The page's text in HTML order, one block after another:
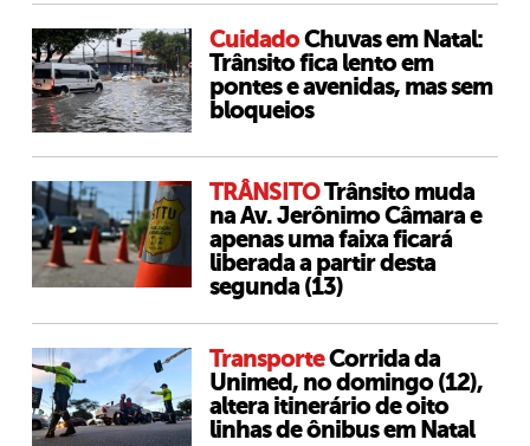
CuidadoChuvas em Natal:
Trânsito fica lento em
pontes e avenidas, mas sem
bloqueios
TRÂNSITOTrânsito muda
na Av. Jerônimo Câmara e
apenas uma faixa ficará
liberada a partir desta
segunda (13)
TransporteCorrida da
Unimed, no domingo (12),
altera itinerário de oito
linhas de ônibus em Natal